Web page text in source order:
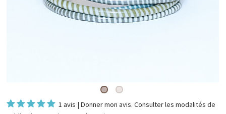
1 avis |Donner mon avis. Consulter lesmodalités de